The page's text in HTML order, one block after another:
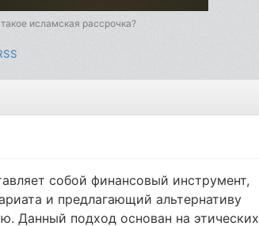
исламская рассрочка?
собой финансовый инструмент,
и предлагающий альтернативу
Данный подход основан на этических